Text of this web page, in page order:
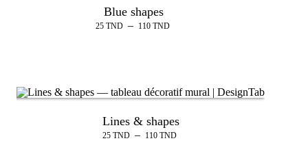
Blue shapes
25 TND – 110 TND
Lines & shapes
25 TND – 110 TND